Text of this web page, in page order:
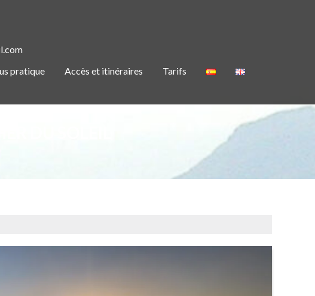
pratique Accès et itinéraires Tarifs